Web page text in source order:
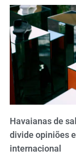
Havaianas de
divide opiniões
internacional